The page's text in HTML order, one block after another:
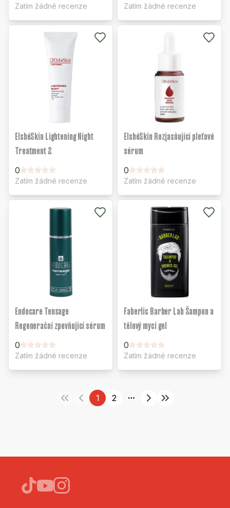
Zatím žádné recenze Zatím žádné recenze
ElshéSkin Lightening Night
Treatment 2
0
Zatím žádné recenze
ElshéSkin Rozjasňující pleťové
sérum
0
Zatím žádné recenze
Endocare Tensage
Regenerační zpevňující sérum
0
Zatím žádné recenze
Faberlic Barber Lab Šampon a
tělový mycí gel
0
Zatím žádné recenze
1 2
More pages